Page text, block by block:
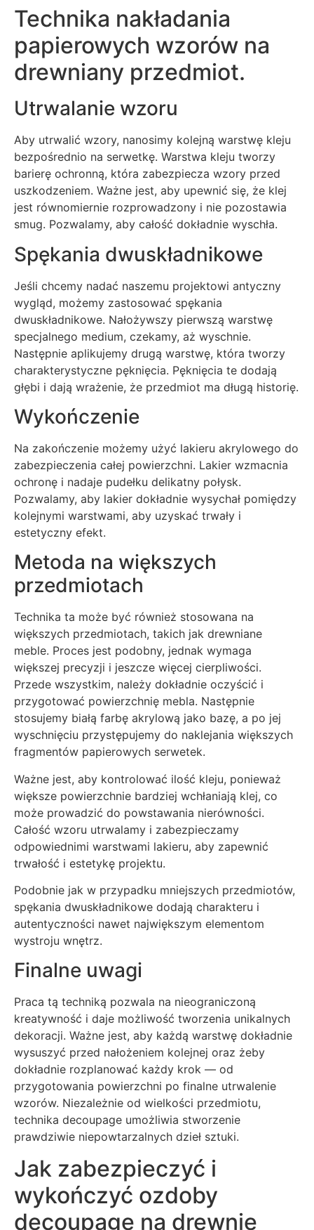
Technika nakładania
papierowych wzorów na
drewniany przedmiot.
Utrwalanie wzoru
Aby utrwalić wzory, nanosimy kolejną warstwę kleju
bezpośrednio na serwetkę. Warstwa kleju tworzy
barierę ochronną, która zabezpiecza wzory przed
uszkodzeniem. Ważne jest, aby upewnić się, że klej
jest równomiernie rozprowadzony i nie pozostawia
smug. Pozwalamy, aby całość dokładnie wyschła.
Spękania dwuskładnikowe
Jeśli chcemy nadać naszemu projektowi antyczny
wygląd, możemy zastosować spękania
dwuskładnikowe. Nałożywszy pierwszą warstwę
specjalnego medium, czekamy, aż wyschnie.
Następnie aplikujemy drugą warstwę, która tworzy
charakterystyczne pęknięcia. Pęknięcia te dodają
głębi i dają wrażenie, że przedmiot ma długą historię.
Wykończenie
Na zakończenie możemy użyć lakieru akrylowego do
zabezpieczenia całej powierzchni. Lakier wzmacnia
ochronę i nadaje pudełku delikatny połysk.
Pozwalamy, aby lakier dokładnie wysychał pomiędzy
kolejnymi warstwami, aby uzyskać trwały i
estetyczny efekt.
Metoda na większych
przedmiotach
Technika ta może być również stosowana na
większych przedmiotach, takich jak drewniane
meble. Proces jest podobny, jednak wymaga
większej precyzji i jeszcze więcej cierpliwości.
Przede wszystkim, należy dokładnie oczyścić i
przygotować powierzchnię mebla. Następnie
stosujemy białą farbę akrylową jako bazę, a po jej
wyschnięciu przystępujemy do naklejania większych
fragmentów papierowych serwetek.
Ważne jest, aby kontrolować ilość kleju, ponieważ
większe powierzchnie bardziej wchłaniają klej, co
może prowadzić do powstawania nierówności.
Całość wzoru utrwalamy i zabezpieczamy
odpowiednimi warstwami lakieru, aby zapewnić
trwałość i estetykę projektu.
Podobnie jak w przypadku mniejszych przedmiotów,
spękania dwuskładnikowe dodają charakteru i
autentyczności nawet największym elementom
wystroju wnętrz.
Finalne uwagi
Praca tą techniką pozwala na nieograniczoną
kreatywność i daje możliwość tworzenia unikalnych
dekoracji. Ważne jest, aby każdą warstwę dokładnie
wysuszyć przed nałożeniem kolejnej oraz żeby
dokładnie rozplanować każdy krok — od
przygotowania powierzchni po finalne utrwalenie
wzorów. Niezależnie od wielkości przedmiotu,
technika decoupage umożliwia stworzenie
prawdziwie niepowtarzalnych dzieł sztuki.
Jak zabezpieczyć i
wykończyć ozdoby
decoupage na drewnie